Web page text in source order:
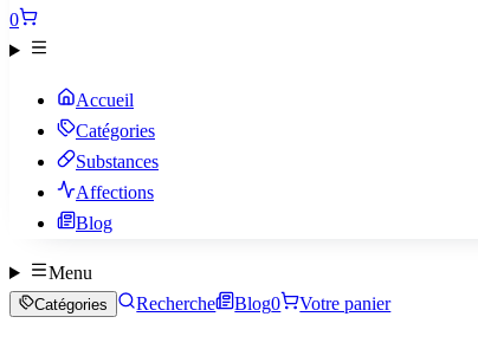
0
Accueil
Catégories
Substances
Affections
Blog
Menu
Catégories Recherche Blog0 Votre panier